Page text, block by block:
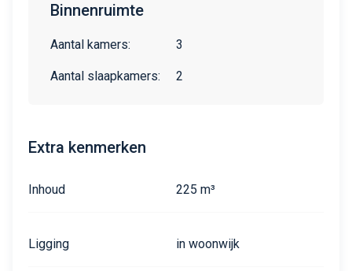
Binnenruimte
Aantal kamers: 3
Aantal slaapkamers: 2
Extra kenmerken
Inhoud 225 m³
Ligging in woonwijk